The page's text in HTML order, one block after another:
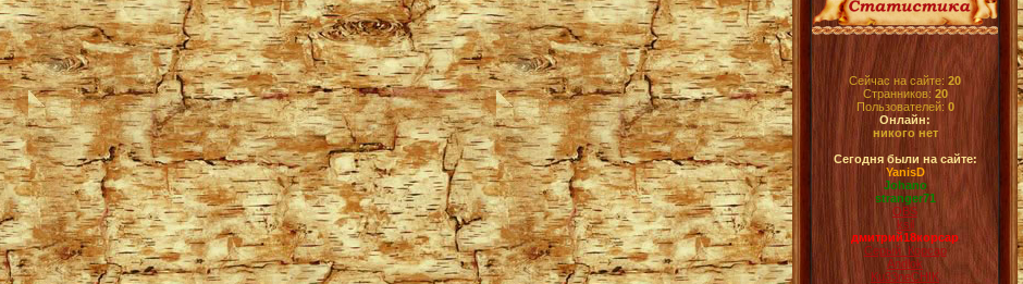
Сейчас на сайте: 20
Странников: 20
Пользователей: 0
Онлайн:
никого нет
Сегодня были на сайте:
YanisD
Johano
stranger71
OBS
ksil
дмитрий18корсар
Серый_Корсар
Andlok
Ku33neCHIK